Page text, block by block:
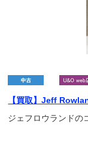
【買取】Jeff
ジェフロウランドの